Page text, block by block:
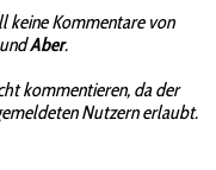
keine Kommentare von
Aber.
kommentieren, da der
Nutzern erlaubt.